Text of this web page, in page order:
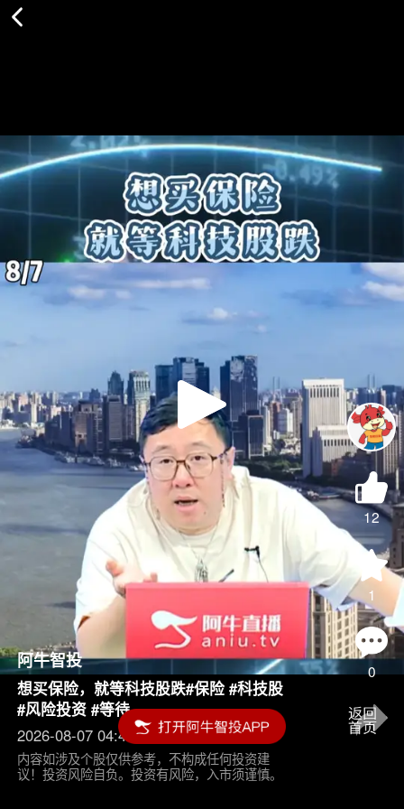
Play
Video
12
1
0
阿牛智投
想买保险，就等科技股跌#保险 #科技股
#风险投资 #等待
2026-08-07 04:45
内容如涉及个股仅供参考，不构成任何投资建
议！投资风险自负。投资有风险，入市须谨慎。